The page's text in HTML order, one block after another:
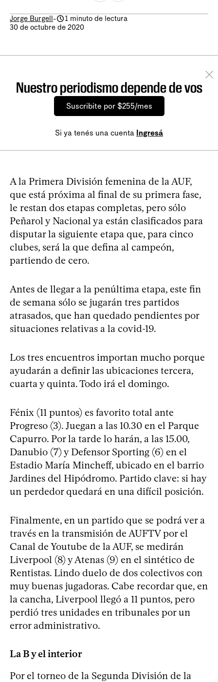
Jorge Burgell-
1 minuto de lectura
30 de octubre de 2020
Nuestro periodismo depende de vos
Suscribite por $255/mes
Si ya tenés una cuenta Ingresá
A la Primera División femenina de la AUF,
que está próxima al final de su primera fase,
le restan dos etapas completas, pero sólo
Peñarol y Nacional ya están clasificados para
disputar la siguiente etapa que, para cinco
clubes, será la que defina al campeón,
partiendo de cero.
Antes de llegar a la penúltima etapa, este fin
de semana sólo se jugarán tres partidos
atrasados, que han quedado pendientes por
situaciones relativas a la covid-19.
Los tres encuentros importan mucho porque
ayudarán a definir las ubicaciones tercera,
cuarta y quinta. Todo irá el domingo.
Fénix (11 puntos) es favorito total ante
Progreso (3). Juegan a las 10.30 en el Parque
Capurro. Por la tarde lo harán, a las 15.00,
Danubio (7) y Defensor Sporting (6) en el
Estadio María Mincheff, ubicado en el barrio
Jardines del Hipódromo. Partido clave: si hay
un perdedor quedará en una difícil posición.
Finalmente, en un partido que se podrá ver a
través en la transmisión de AUFTV por el
Canal de Youtube de la AUF, se medirán
Liverpool (8) y Atenas (9) en el sintético de
Rentistas. Lindo duelo de dos colectivos con
muy buenas jugadoras. Cabe recordar que, en
la cancha, Liverpool llegó a 11 puntos, pero
perdió tres unidades en tribunales por un
error administrativo.
La B y el interior
Por el torneo de la Segunda División de la